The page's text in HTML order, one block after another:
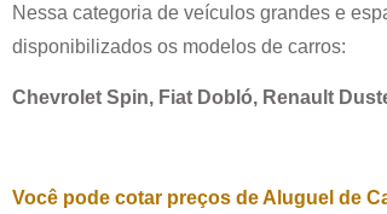
Nessa categoria de veículos grandes e
disponibilizados os modelos de carros:
Chevrolet Spin, Fiat Dobló, Renault
Você pode cotar preços de Aluguel de